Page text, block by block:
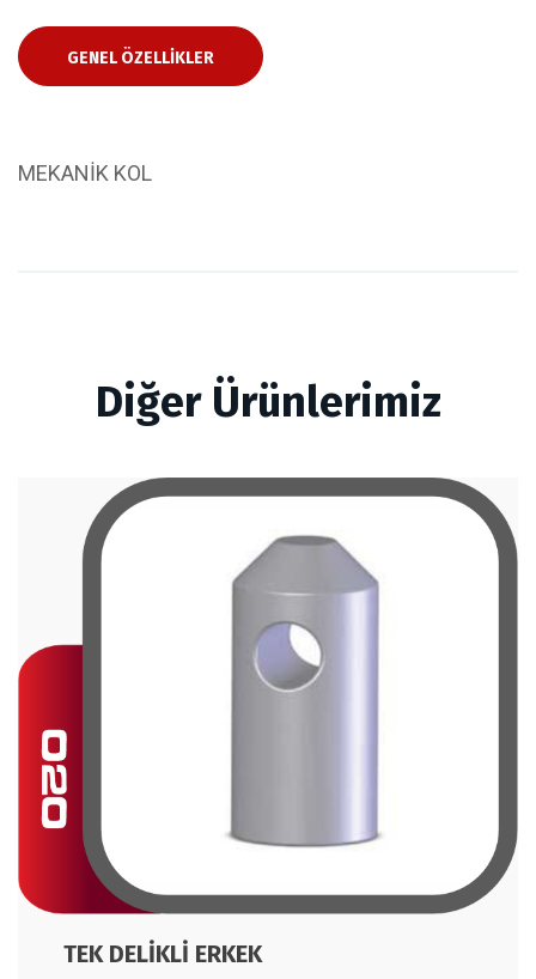
GENEL ÖZELLIKLER
MEKANİK KOL
Diğer Ürünlerimiz
TEK DELİKLİ ERKEK